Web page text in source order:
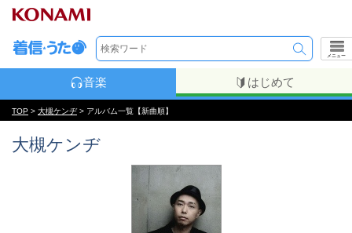
メニュー
音楽 はじめて
TOP > 大槻ケンヂ> アルバム一覧【新曲順】
大槻ケンヂ